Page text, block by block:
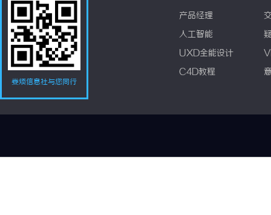
娄烦信息社与您同行
产品经理
人工智能
UXD全能设计
C4D教程